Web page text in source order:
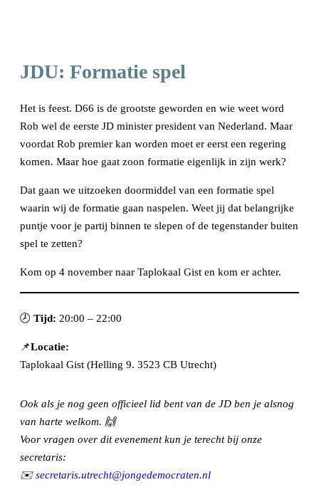
JDU: Formatie spel
Het is feest. D66 is de grootste geworden en wie weet word
Rob wel de eerste JD minister president van Nederland. Maar
voordat Rob premier kan worden moet er eerst een regering
komen. Maar hoe gaat zoon formatie eigenlijk in zijn werk?
Dat gaan we uitzoeken doormiddel van een formatie spel
waarin wij de formatie gaan naspelen. Weet jij dat belangrijke
puntje voor je partij binnen te slepen of de tegenstander buiten
spel te zetten?
Kom op 4 november naar Taplokaal Gist en kom er achter.
🕗 Tijd: 20:00 – 22:00
📌Locatie:
Taplokaal Gist (Helling 9. 3523 CB Utrecht)
Ook als je nog geen officieel lid bent van de JD ben je alsnog
van harte welkom. 🙌
Voor vragen over dit evenement kun je terecht bij onze
secretaris:
✉️secretaris.utrecht@jongedemocraten.nl